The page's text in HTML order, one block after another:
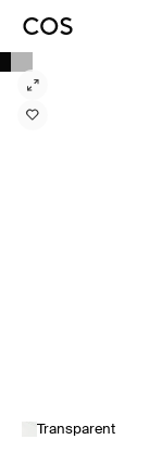
Transparent